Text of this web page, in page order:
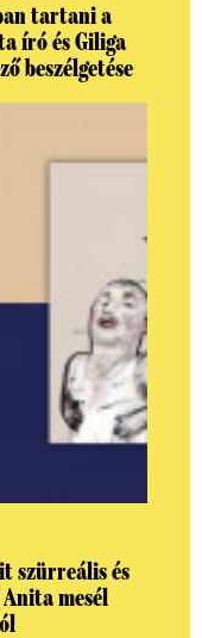
tartani a
író és Giliga
beszélgetése
szürreális és
mesél